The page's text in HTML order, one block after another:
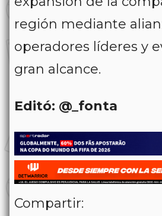
región mediante
operadores líderes y
gran alcance.
Editó: @_fonta
Compartir: